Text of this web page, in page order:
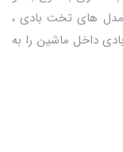
مدل های تخت بادی ،
داخل ماشین را به